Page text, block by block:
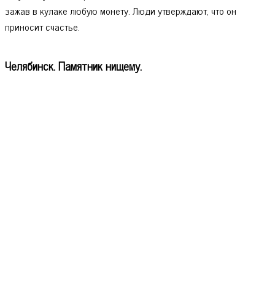
зажав в кулаке любую монету. Люди утверждают, что он
приносит счастье.
Челябинск. Памятник нищему.